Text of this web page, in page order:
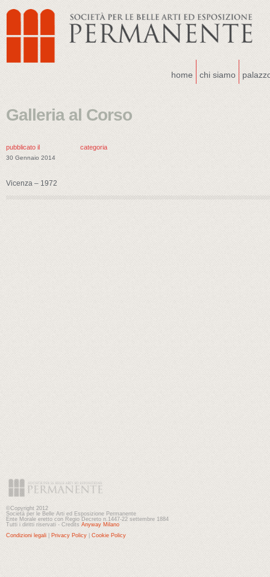
home chi siamo
Galleria al Corso
pubblicato il
30 Gennaio 2014
categoria
Vicenza – 1972
©Copyright 2012
Società per le Belle Arti ed Esposizione Permanente
Ente Morale eretto con Regio Decreto n.1447-22 settembre 1884
Tutti i diritti riservati - Credits Anyway Milano
Condizioni legali
Privacy Policy Cookie Policy